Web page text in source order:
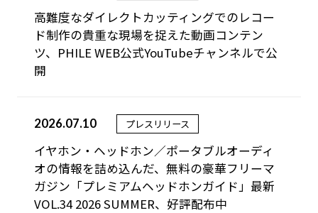
高難度なダイレクトカッティングでのレコー
ド制作の貴重な現場を捉えた動画コンテン
ツ、PHILE WEB公式YouTubeチャンネルで公
開
2026.07.10 プレスリリース
イヤホン・ヘッドホン／ポータブルオーディ
オの情報を詰め込んだ、無料の豪華フリーマ
ガジン「プレミアムヘッドホンガイド」最新
VOL.34 2026 SUMMER、好評配布中